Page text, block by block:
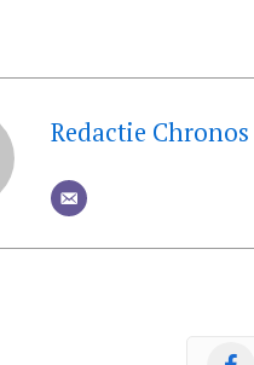
Redactie Chronos